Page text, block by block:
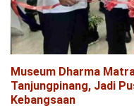
Museum Dharma
Tanjungpinang, Jadi
Kebangsaan